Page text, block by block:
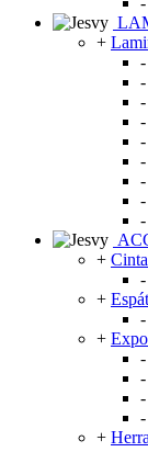
+
-
-
-
-
-
-
-
-
-
+
-
+
-
+
-
-
-
-
+